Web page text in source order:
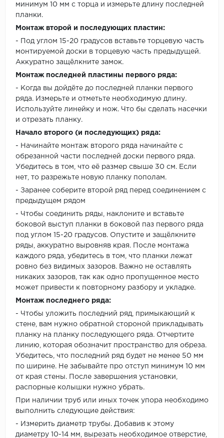
минимум 10 мм с торца и измерьте длину последней
планки.
Монтаж второй и последующих пластин:
- Под углом 15-20 градусов вставьте торцевую часть
монтируемой доски в торцевую часть предыдущей.
Аккуратно защёлкните замок.
Монтаж последней пластины первого ряда:
- Когда вы дойдёте до последней планки первого
ряда. Измерьте и отметьте необходимую длину.
Используйте линейку и нож. Что бы сделать насечки
и отрезать планку.
Начало второго (и последующих) ряда:
- Начинайте монтаж второго ряда начинайте с
обрезанной части последней доски первого ряда.
Убедитесь в том, что её размер свыше 30 см. Если
нет, то разрежьте новую планку пополам.
- Заранее соберите второй ряд перед соединением с
предыдущем рядом
- Чтобы соединить ряды, наклоните и вставьте
боковой выступ планки в боковой паз первого ряда
под углом 15-20 градусов. Опустите и защёлкните
ряды, аккуратно выровняв края. После монтажа
каждого ряда, убедитесь в том, что планки лежат
ровно без видимых зазоров. Важно не оставлять
никаких зазоров, так как одно пропущенное место
может привести к повторному разбору и укладке.
Монтаж последнего ряда:
- Чтобы уложить последний ряд, примыкающий к
стене, вам нужно обратной стороной прикладывать
планку на планку последующего ряда. Отчертите
линию, которая обозначит пространство для обреза.
Убедитесь, что последний ряд будет не менее 50 мм
по ширине. Не забывайте про отступ минимум 10 мм
от края стены. После завершения установки,
распорные колышки нужно убрать.
При наличии труб или иных точек упора необходимо
выполнить следующие действия:
- Измерить диаметр трубы. Добавив к этому
диаметру 10-14 мм, вырезать необходимое отверстие,